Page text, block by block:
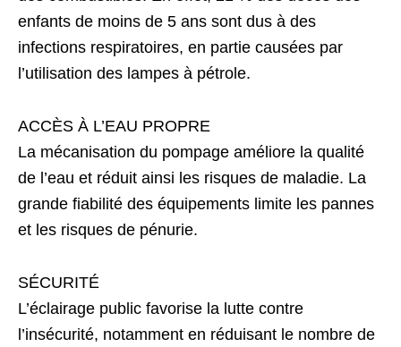
enfants de moins de 5 ans sont dus à des
infections respiratoires, en partie causées par
l’utilisation des lampes à pétrole.
ACCÈS À L’EAU PROPRE
La mécanisation du pompage améliore la qualité
de l’eau et réduit ainsi les risques de maladie. La
grande fiabilité des équipements limite les pannes
et les risques de pénurie.
SÉCURITÉ
L’éclairage public favorise la lutte contre
l’insécurité, notamment en réduisant le nombre de